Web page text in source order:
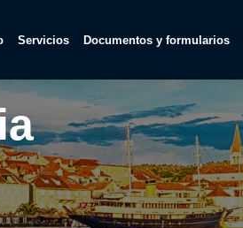
Servicios Documentos y formularios